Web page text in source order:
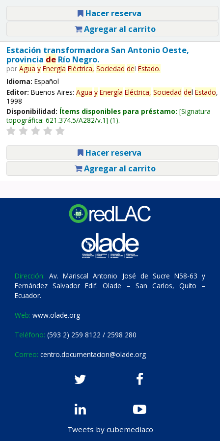
Hacer reserva
Agregar al carrito
Estación transformadora San Antonio Oeste,
provincia deRío Negro.
por Agua y Energía Eléctrica, Sociedad del Estado.
Idioma: Español
Editor: Buenos Aires: Agua y Energía Eléctrica, Sociedad del Estado,
1998
Disponibilidad: Ítems disponibles para préstamo: Signatura
topográfica: 621.374.5/A282/v.1 (1).
Hacer reserva
Agregar al carrito
Dirección: Av. Mariscal Antonio José de Sucre N58-63 y
Fernández Salvador Edif. Olade – San Carlos, Quito –
Ecuador.
Web: www.olade.org
Teléfono: (593 2) 259 8122 / 2598 280
Correo: centro.documentacion@olade.org
Tweets by cubemediaco